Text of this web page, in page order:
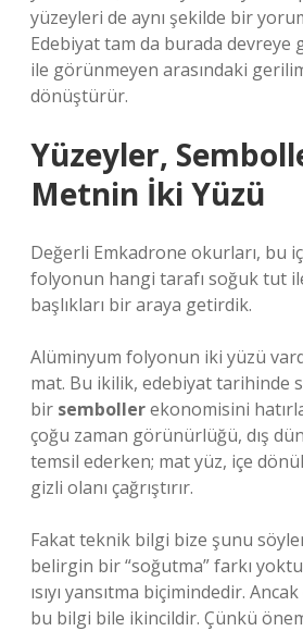
yüzeyleri de aynı şekilde bir
Edebiyat tam da burada
ile görünmeyen arasındaki
dönüştürür.
Yüzeyler,
Metnin İki Yüzü
Değerli Emkadrone okurları, bu
folyonun hangi tarafı soğuk tut
başlıkları bir araya getirdik.
Alüminyum folyonun iki yüzü
mat. Bu ikilik, edebiyat tarihinde
bir sembollerekonomisini
çoğu zaman görünürlüğü, dış
temsil ederken; mat yüz, içe
gizli olanı çağrıştırır.
Fakat teknik bilgi bize şunu
belirgin bir “soğutma” farkı
ısıyı yansıtma biçimindedir.
bu bilgi bile ikincildir. Çünkü